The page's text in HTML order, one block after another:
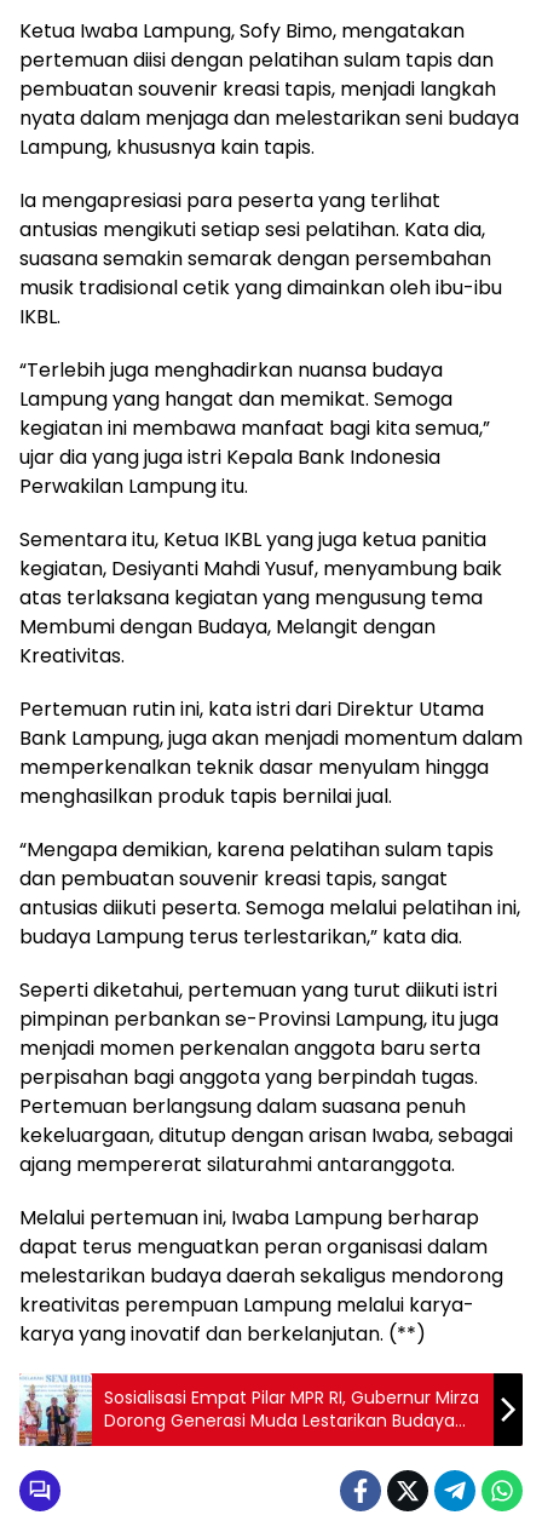
Ketua Iwaba Lampung, Sofy Bimo, mengatakan
pertemuan diisi dengan pelatihan sulam tapis dan
pembuatan souvenir kreasi tapis, menjadi langkah
nyata dalam menjaga dan melestarikan seni budaya
Lampung, khususnya kain tapis.
Ia mengapresiasi para peserta yang terlihat
antusias mengikuti setiap sesi pelatihan. Kata dia,
suasana semakin semarak dengan persembahan
musik tradisional cetik yang dimainkan oleh ibu-ibu
IKBL.
“Terlebih juga menghadirkan nuansa budaya
Lampung yang hangat dan memikat. Semoga
kegiatan ini membawa manfaat bagi kita semua,”
ujar dia yang juga istri Kepala Bank Indonesia
Perwakilan Lampung itu.
Sementara itu, Ketua IKBL yang juga ketua panitia
kegiatan, Desiyanti Mahdi Yusuf, menyambung baik
atas terlaksana kegiatan yang mengusung tema
Membumi dengan Budaya, Melangit dengan
Kreativitas.
Pertemuan rutin ini, kata istri dari Direktur Utama
Bank Lampung, juga akan menjadi momentum dalam
memperkenalkan teknik dasar menyulam hingga
menghasilkan produk tapis bernilai jual.
“Mengapa demikian, karena pelatihan sulam tapis
dan pembuatan souvenir kreasi tapis, sangat
antusias diikuti peserta. Semoga melalui pelatihan ini,
budaya Lampung terus terlestarikan,” kata dia.
Seperti diketahui, pertemuan yang turut diikuti istri
pimpinan perbankan se-Provinsi Lampung, itu juga
menjadi momen perkenalan anggota baru serta
perpisahan bagi anggota yang berpindah tugas.
Pertemuan berlangsung dalam suasana penuh
kekeluargaan, ditutup dengan arisan Iwaba, sebagai
ajang mempererat silaturahmi antaranggota.
Melalui pertemuan ini, Iwaba Lampung berharap
dapat terus menguatkan peran organisasi dalam
melestarikan budaya daerah sekaligus mendorong
kreativitas perempuan Lampung melalui karya-
karya yang inovatif dan berkelanjutan. (**)
Sosialisasi Empat Pilar MPR RI, Gubernur Mirza
Dorong Generasi Muda Lestarikan Budaya
Lampung